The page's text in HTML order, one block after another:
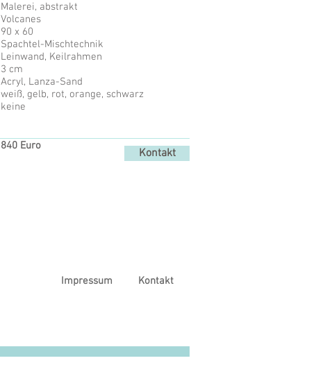
Malerei, abstrakt
Volcanes
90 x 60
Spachtel-Mischtechnik
Leinwand, Keilrahmen
3 cm
Acryl, Lanza-Sand
weiß, gelb, rot, orange, schwarz
keine​
840 Euro
Kontakt
Impressum Kontakt